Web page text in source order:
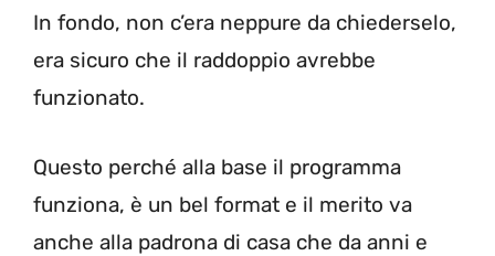
In fondo, non c’era neppure da chiederselo,
era sicuro che il raddoppio avrebbe
funzionato.
Questo perché alla base il programma
funziona, è un bel format e il merito va
anche alla padrona di casa che da anni e